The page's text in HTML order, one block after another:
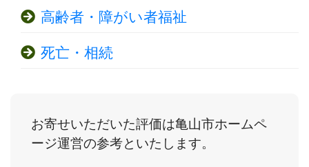
高齢者・障がい者福祉
死亡・相続